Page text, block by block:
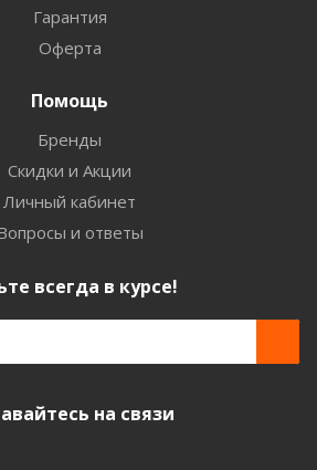
Гарантия
Оферта
Помощь
Бренды
Скидки и Акции
Личный кабинет
и ответы
всегда в курсе!
на связи